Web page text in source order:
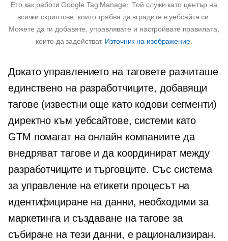
Ето как работи Google Tag Manager. Той служи като център на
всички скриптове, които трябва да вградите в уебсайта си.
Можете да ги добавяте, управлявате и настройвате правилата,
които да задействат. Източник на изображение.
Докато управлението на таговете разчиташе
единствено на разработчиците, добавящи
тагове (известни още като кодови сегменти)
директно към уебсайтове, системи като
GTM помагат на онлайн компаниите да
внедряват тагове и да координират между
разработчиците и търговците. Със система
за управление на етикети процесът на
идентифициране на данни, необходими за
маркетинга и създаване на тагове за
събиране на тези данни, е рационализиран.